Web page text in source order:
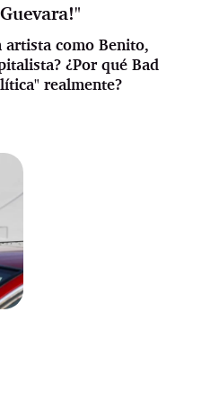
artista como Benito,
¿Por qué Bad
realmente?